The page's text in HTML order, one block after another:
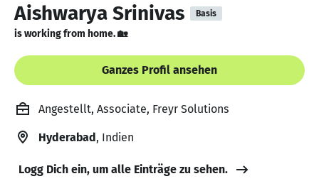
Aishwarya Srinivas Basis
is working from home. 🏡
Ganzes Profil ansehen
Angestellt, Associate, Freyr Solutions
Hyderabad, Indien
Logg Dich ein, um alle Einträge zu sehen.